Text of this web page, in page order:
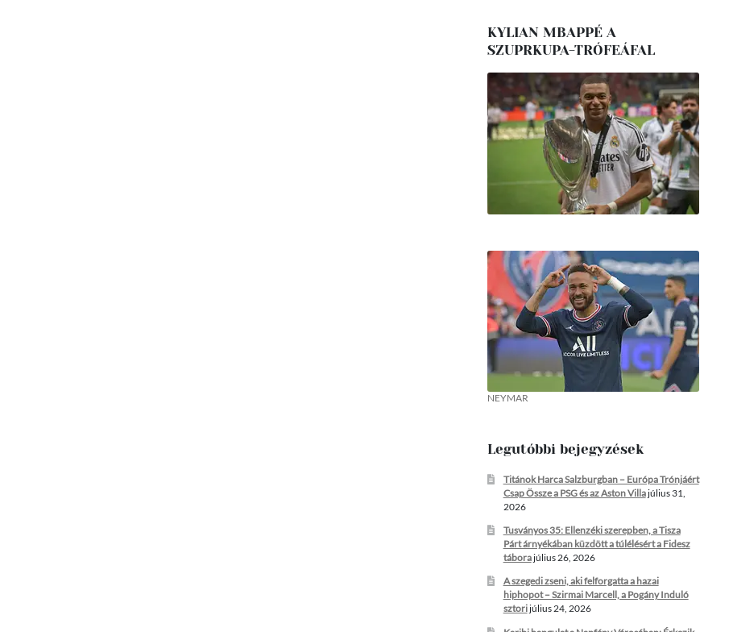
KYLIAN MBAPPÉ A
SZUPRKUPA-TRÓFEÁFAL
NEYMAR
Legutóbbi bejegyzések
Titánok Harca Salzburgban – Európa Trónjáért
Csap Össze a PSG és az Aston Villajúlius 31,
2026
Tusványos 35: Ellenzéki szerepben, a Tisza
Párt árnyékában küzdött a túlélésért a Fidesz
táborajúlius 26, 2026
A szegedi zseni, aki felforgatta a hazai
hiphopot – Szirmai Marcell, a Pogány Induló
sztorijúlius 24, 2026